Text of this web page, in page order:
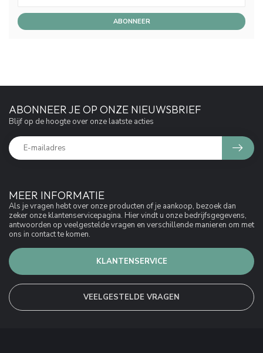
ABONNEER
MEER INFORMATIE
Als je vragen hebt over onze producten of je aankoop, bezoek dan
zeker onze klantenservicepagina. Hier vindt u onze bedrijfsgegevens,
antwoorden op veelgestelde vragen en verschillende manieren om met
ons in contact te komen.
KLANTENSERVICE
VEELGESTELDE VRAGEN
ABONNEER JE OP ONZE NIEUWSBRIEF
Blijf op de hoogte over onze laatste acties